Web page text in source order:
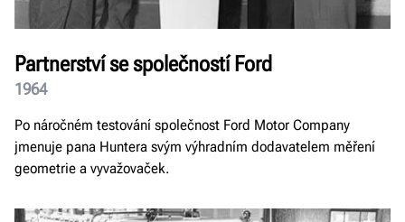
Partnerství se společností Ford
1964
Po náročném testování společnost Ford Motor Company
jmenuje pana Huntera svým výhradním dodavatelem měření
geometrie a vyvažovaček.